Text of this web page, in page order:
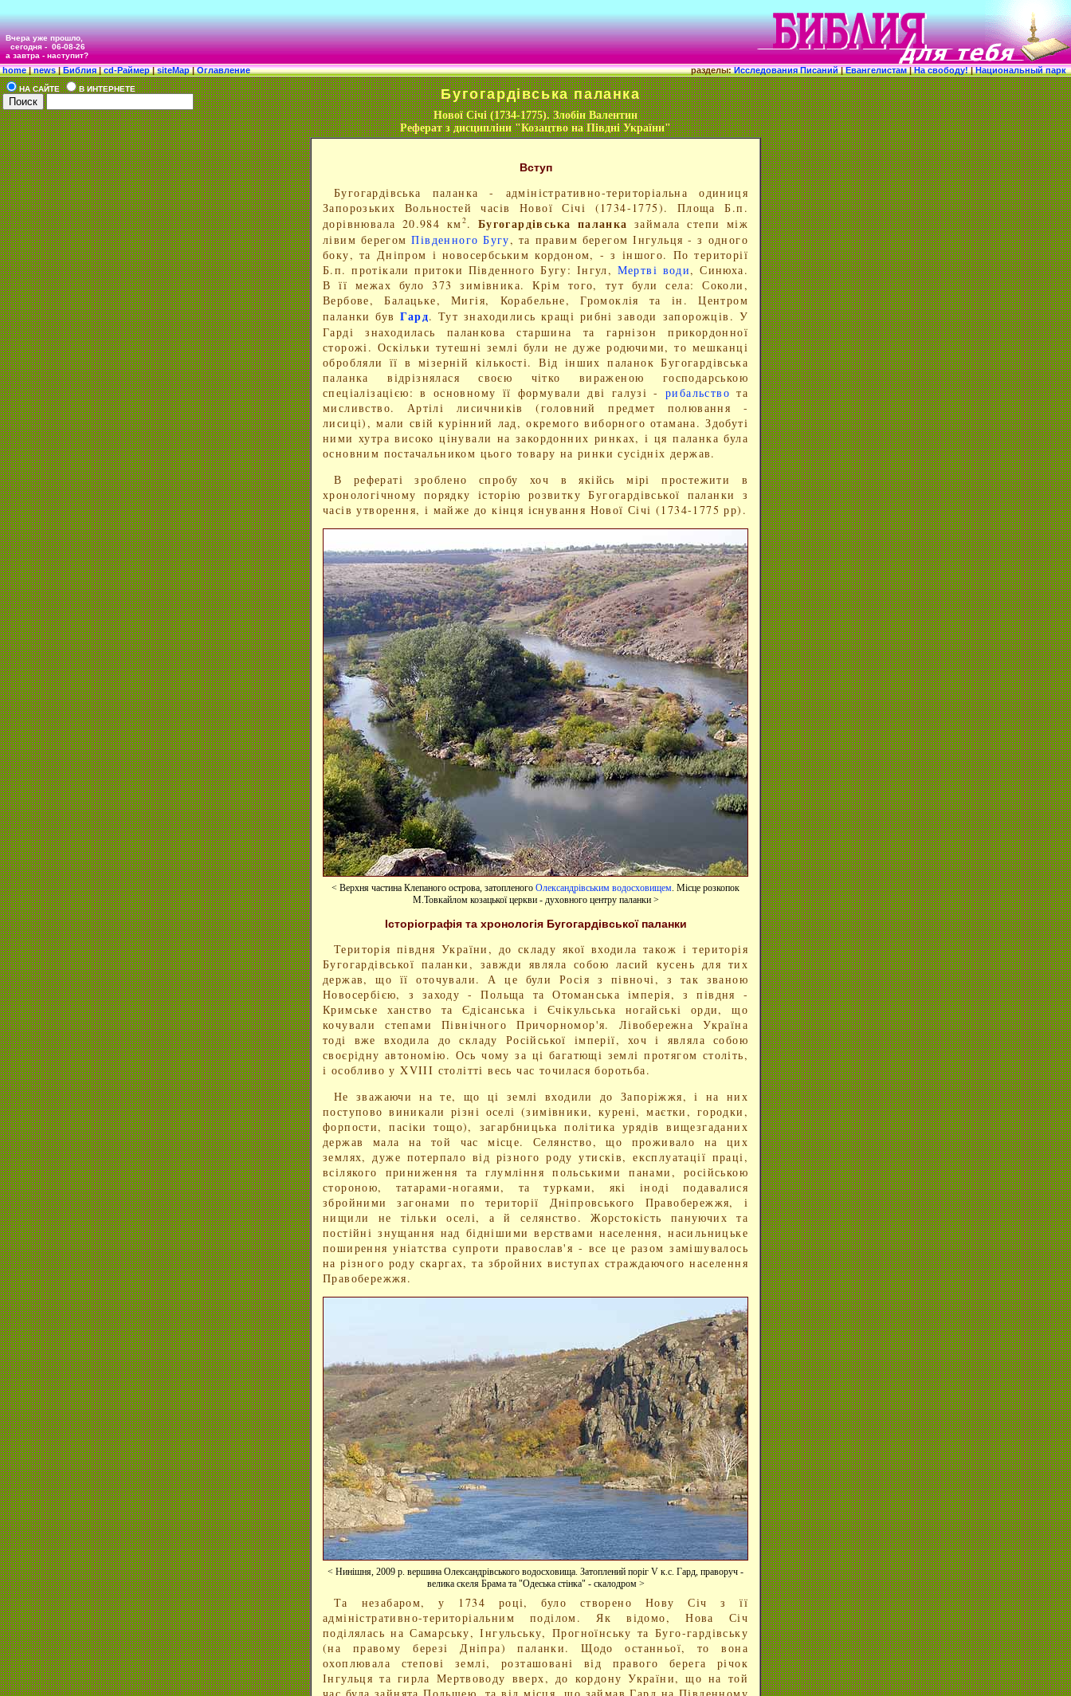
Вчера уже прошло,
сегодня -06-08-26
а завтра - наступит?
home|news|Библия|cd-Раймер|siteMap|Оглавление разделы:Исследования Писаний|Евангелистам|На свободу!|Национальный парк
НА САЙТЕ В ИНТЕРНЕТЕ Бугогардівська паланка
Нової Січі (1734-1775). Злобін Валентин
Реферат з дисципліни "Козацтво на Півдні України"
Вступ
Бугогардівська паланка - адміністративно-територіальна одиниця
Запорозьких Вольностей часів Нової Січі (1734-1775). Площа Б.п.
дорівнювала 20.984 км2. Бугогардівська паланка займала степи між
лівим берегомПівденного Бугу, та правим берегом Інгульця - з одного
боку, та Дніпром і новосербським кордоном, - з іншого. По території
Б.п. протікали притоки Південного Бугу: Інгул, Мертві води, Синюха.
В її межах було 373 зимівника. Крім того, тут були села: Соколи,
Вербове, Балацьке, Мигія, Корабельне, Громоклія та ін. Центром
паланки бувГард. Тут знаходились кращі рибні заводи запорожців. У
Гарді знаходилась паланкова старшина та гарнізон прикордонної
сторожі. Оскільки тутешні землі були не дуже родючими, то мешканці
обробляли її в мізерній кількості. Від інших паланок Бугогардівська
паланка відрізнялася своєю чітко вираженою господарською
спеціалізацією: в основному її формували дві галузі - рибальство та
мисливство. Артілі лисичників (головний предмет полювання -
лисиці), мали свій курінний лад, окремого виборного отамана. Здобуті
ними хутра високо цінували на закордонних ринках, і ця паланка була
основним постачальником цього товару на ринки сусідніх держав.
В рефераті зроблено спробу хоч в якійсь мірі простежити в
хронологічному порядку історію розвитку Бугогардівської паланки з
часів утворення, і майже до кінця існування Нової Січі (1734-1775 рр).
< Верхня частина Клепаного острова, затопленого Олександрівським водосховищем. Місце розкопок
М.Товкайлом козацької церкви - духовного центру паланки >
Історіографія та хронологія Бугогардівської паланки
Територія півдня України, до складу якої входила також і територія
Бугогардівської паланки, завжди являла собою ласий кусень для тих
держав, що її оточували. А це були Росія з півночі, з так званою
Новосербією, з заходу - Польща та Отоманська імперія, з півдня -
Кримське ханство та Єдісанська і Єчікульська ногайські орди, що
кочували степами Північного Причорномор'я. Лівобережна Україна
тоді вже входила до складу Російської імперії, хоч і являла собою
своєрідну автономію. Ось чому за ці багатющі землі протягом століть,
і особливо у XVIII столітті весь час точилася боротьба.
Не зважаючи на те, що ці землі входили до Запоріжжя, і на них
поступово виникали різні оселі (зимівники, курені, маєтки, городки,
форпости, пасіки тощо), загарбницька політика урядів вищезгаданих
держав мала на той час місце. Селянство, що проживало на цих
землях, дуже потерпало від різного роду утисків, експлуатації праці,
всілякого приниження та глумління польськими панами, російською
стороною, татарами-ногаями, та турками, які іноді подавалися
збройними загонами по території Дніпровського Правобережжя, і
нищили не тільки оселі, а й селянство. Жорстокість пануючих та
постійні знущання над біднішими верствами населення, насильницьке
поширення уніатства супроти православ'я - все це разом замішувалось
на різного роду скаргах, та збройних виступах страждаючого населення
Правобережжя.
< Нинішня, 2009 р. вершина Олександрівського водосховища. Затоплений поріг V к.с. Гард, праворуч -
велика скеля Брама та "Одеська стінка" - скалодром >
Та незабаром, у 1734 році, було створено Нову Січ з її
адміністративно-територіальним поділом. Як відомо, Нова Січ
поділялась на Самарську, Інгульську, Прогноїнську та Буго-гардівську
(на правому березі Дніпра) паланки. Щодо останньої, то вона
охоплювала степові землі, розташовані від правого берега річок
Інгульця та гирла Мертвоводу вверх, до кордону України, що на той